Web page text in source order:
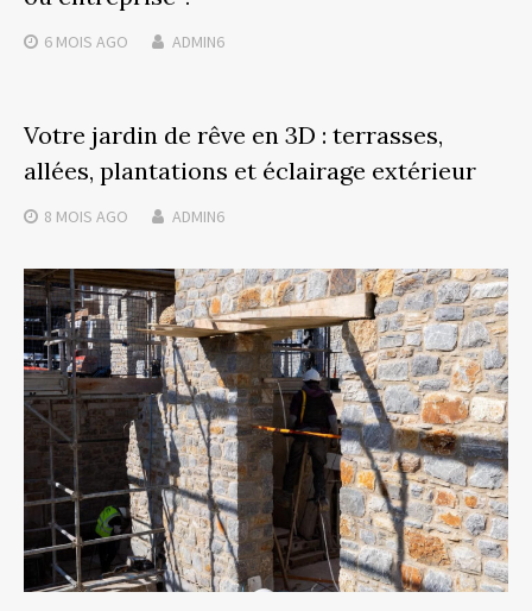
6 MOIS AGO ADMIN6
Votre jardin de rêve en 3D : terrasses,
allées, plantations et éclairage extérieur
8 MOIS AGO ADMIN6